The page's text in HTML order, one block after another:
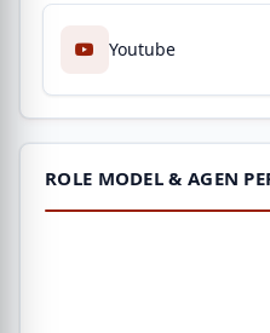
Youtube
ROLE MODEL & AGEN